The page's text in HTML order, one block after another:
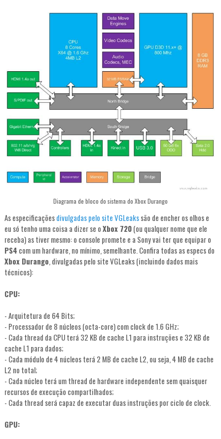
Diagrama de bloco do sistema do Xbox Durango
As especificaçõesdivulgadas pelo site VGLeakssão de encher os olhos e
eu só tenho uma coisa a dizer se oXbox 720(ou qualquer nome que ele
receba) as tiver mesmo: o console promete e a Sony vai ter que equipar o
PS4 com um hardware, no mínimo, semelhante. Confira todas as especs do
Xbox Durango, divulgadas pelo site VGLeaks (incluindo dados mais
técnicos):
CPU:
- Arquitetura de 64 Bits;
- Processador de 8 núcleos (octa-core) com clock de 1.6 GHz;
- Cada thread da CPU terá 32 KB de cache L1 para instruções e 32 KB de
cache L1 para dados;
- Cada módulo de 4 núcleos terá 2 MB de cache L2, ou seja, 4 MB de cache
L2 no total;
- Cada núcleo terá um thread de hardware independente sem quaisquer
recursos de execução compartilhados;
- Cada thread será capaz de executar duas instruções por ciclo de clock.
GPU: